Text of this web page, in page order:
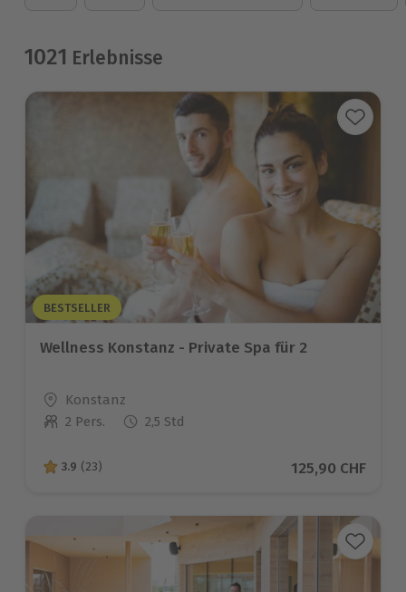
1021 Erlebnisse
BESTSELLER
Wellness Konstanz - Private Spa für 2
Standort
Konstanz
Anzahl der Teilnehmer
2 Pers. 2,5 Std
3.9 von 5 Sternen basierend auf 23 Bewertungen
3.9 (23) Aktueller Preis
125,90 CHF